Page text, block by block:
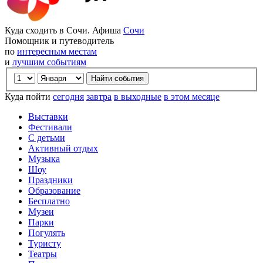
Куда сходить в Сочи. Афиша Сочи
Помощник и путеводитель
по интересным местам
и лучшим событиям
Куда пойти сегодня завтра в выходные в этом месяце
Выставки
Фестивали
С детьми
Активный отдых
Музыка
Шоу
Праздники
Образование
Бесплатно
Музеи
Парки
Погулять
Туристу
Театры